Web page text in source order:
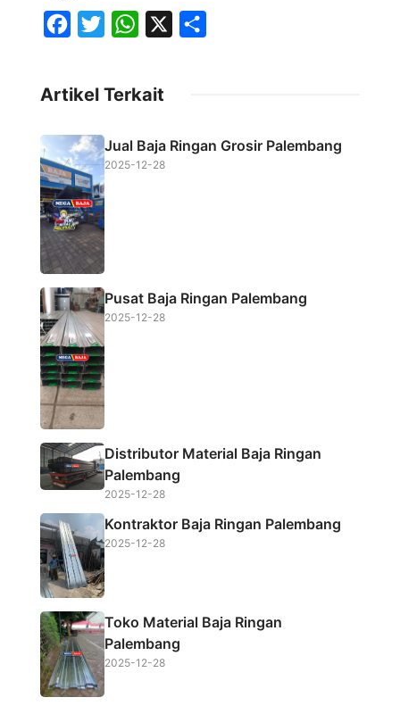
e
b
o
o
k
t
e
W
t
A
Artikel Terkait
Jual Baja Ringan Grosir Palembang
2025-12-28
Pusat Baja Ringan Palembang
2025-12-28
Distributor Material Baja Ringan
Palembang
2025-12-28
Kontraktor Baja Ringan Palembang
2025-12-28
Toko Material Baja Ringan
Palembang
2025-12-28